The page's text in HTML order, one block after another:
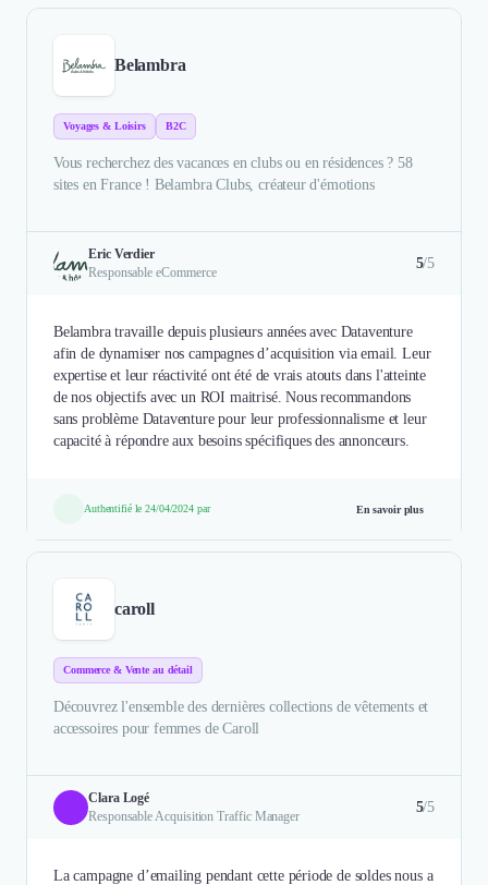
Belambra
Voyages & Loisirs B2C
Vous recherchez des vacances en clubs ou en résidences ? 58
sites en France ! Belambra Clubs, créateur d'émotions
Eric Verdier
Responsable eCommerce
5/5
Belambra travaille depuis plusieurs années avec Dataventure
afin de dynamiser nos campagnes d’acquisition via email. Leur
expertise et leur réactivité ont été de vrais atouts dans l'atteinte
de nos objectifs avec un ROI maitrisé. Nous recommandons
sans problème Dataventure pour leur professionnalisme et leur
capacité à répondre aux besoins spécifiques des annonceurs.
Authentifié le 24/04/2024 par En savoir plus
caroll
Commerce & Vente au détail
Découvrez l'ensemble des dernières collections de vêtements et
accessoires pour femmes de Caroll
Clara Logé
Responsable Acquisition Traffic Manager
5/5
La campagne d’emailing pendant cette période de soldes nous a